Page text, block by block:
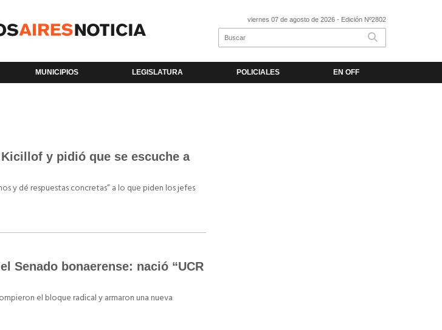
viernes 07 de agosto de 2026 - Edición Nº2802
MUNICIPIOS LEGISLATURA POLICIALES EN OFF
y pidió que se escuche a
y dé respuestas concretas” a lo que piden los jefes
Senado bonaerense: nació “UCR
el bloque radical y armaron una nueva